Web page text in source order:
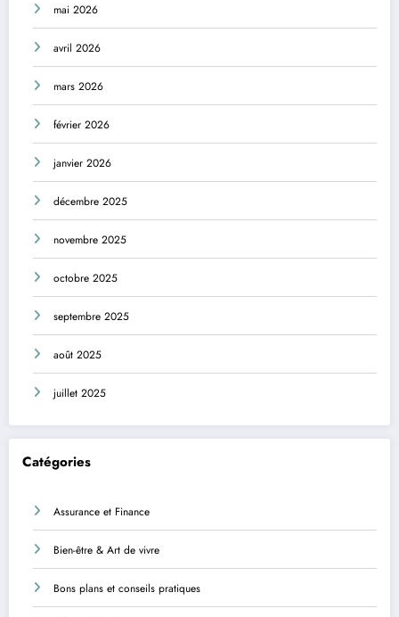
mai 2026
avril 2026
mars 2026
février 2026
janvier 2026
décembre 2025
novembre 2025
octobre 2025
septembre 2025
août 2025
juillet 2025
Catégories
Assurance et Finance
Bien-être & Art de vivre
Bons plans et conseils pratiques